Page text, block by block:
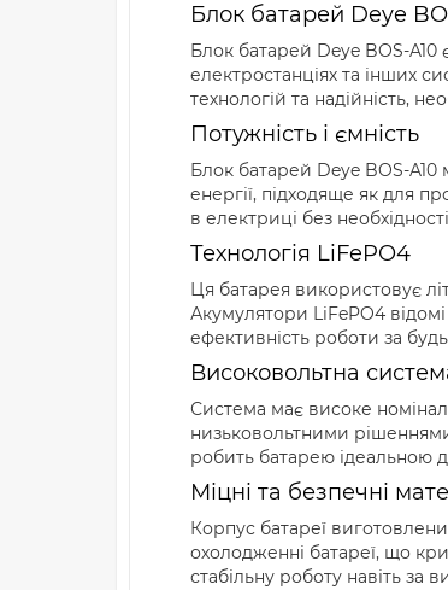
Блок батарей Deye
Блок батарей Deye BOS-
електростанціях та інших
технологій та надійність,
Потужність і ємність
Блок батарей Deye BOS-
енергії, підходяще як для
в електриці без
Технологія LiFePO4
Ця батарея використовує
Акумулятори LiFePO4
ефективність роботи за
Високовольтна
Система має високе
низьковольтними
робить батарею ідеальною
Міцні та безпечні
Корпус батареї
охолодженні батареї, що
стабільну роботу навіть за